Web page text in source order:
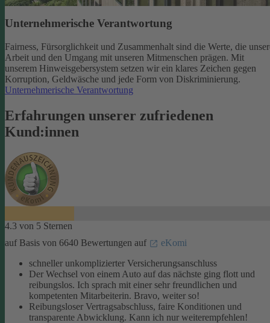
Unternehmerische Verantwortung
Fairness, Fürsorglichkeit und Zusammenhalt sind die Werte, die
Arbeit und den Umgang mit unseren Mitmenschen prägen. Mit
unserem Hinweisgebersystem setzen wir ein klares Zeichen gegen
Korruption, Geldwäsche und jede Form von Diskriminierung.
Unternehmerische Verantwortung
Erfahrungen unserer zufriedenen
Kund:innen
4.3 von 5 Sternen
auf Basis von 6640 Bewertungen auf
eKomi
schneller unkomplizierter Versicherungsanschluss
Der Wechsel von einem Auto auf das nächste ging flott und
reibungslos. Ich sprach mit einer sehr freundlichen und
kompetenten Mitarbeiterin. Bravo, weiter so!
Reibungsloser Vertragsabschluss, faire Konditionen und
transparente Abwicklung. Kann ich nur weiterempfehlen!